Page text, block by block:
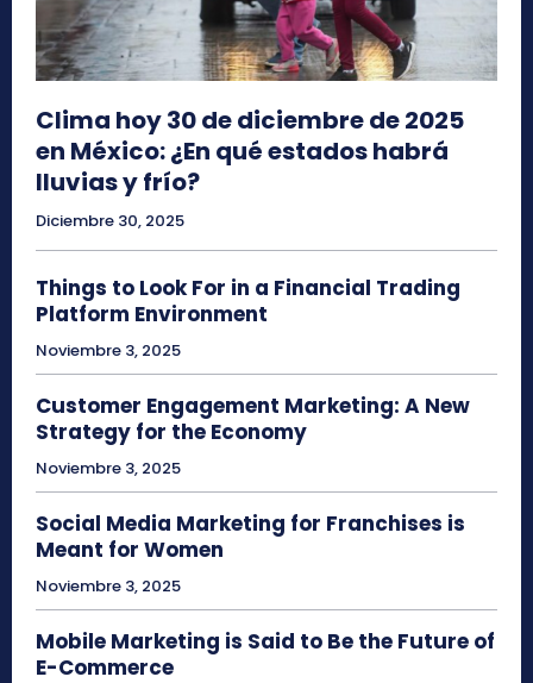
Clima hoy 30 de diciembre de 2025
en México: ¿En qué estados habrá
lluvias y frío?
Diciembre 30, 2025
Things to Look For in a Financial Trading
Platform Environment
Noviembre 3, 2025
Customer Engagement Marketing: A New
Strategy for the Economy
Noviembre 3, 2025
Social Media Marketing for Franchises is
Meant for Women
Noviembre 3, 2025
Mobile Marketing is Said to Be the Future of
E-Commerce